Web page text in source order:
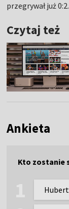
przegrywał już 0:2.
Czytaj też
Ankieta
Kto zostanie